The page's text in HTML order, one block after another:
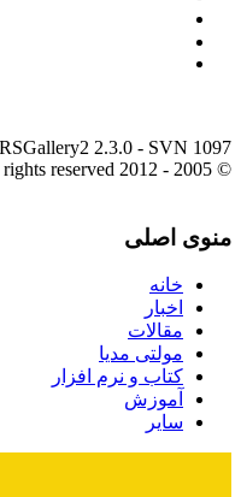
RSGallery2 2.3.0 - SVN 1097
© 2005 - 2012
reserved.
منوی اصلی
خانه
اخبار
مقالات
مولتی مدیا
کتاب و نرم افزار
آموزش
سایر